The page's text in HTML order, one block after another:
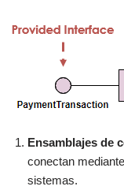
Ensamblajes de
conectan
sistemas.